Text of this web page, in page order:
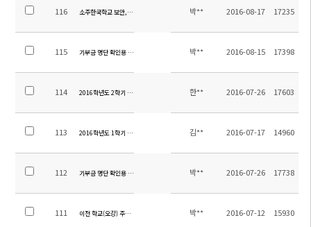
116 소주한국학교 보안,경비업체 (최저가)입찰 공고<保安公司>
박** 2016-08-17 17235
115 기부금 명단 확인용 공지 (2016.08.15 까지) 박** 2016-08-15 17398
114 2016학년도 2학기 중고등부 교과서 목록 안내한** 2016-07-26 17603
113 2016학년도 1학기 학교 만족도 조사 결과 김** 2016-07-17 14960
112 기부금 명단 확인용 공지(2011년~2016년 7월 26일까지)
박** 2016-07-26 17738
111 이전 학교(오강) 주소 안내 박** 2016-07-12 15930